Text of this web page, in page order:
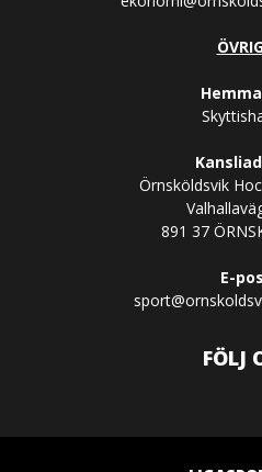
Örnsköldsvik
891 37
E-
FÖLJ